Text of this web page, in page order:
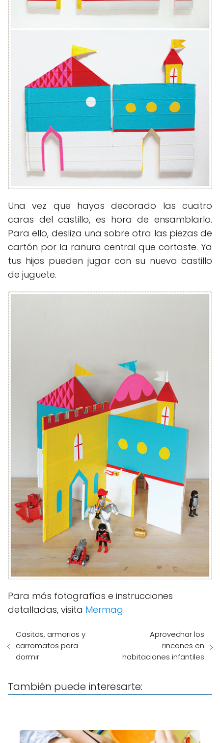
Una vez que hayas decorado las cuatro
caras del castillo, es hora de ensamblarlo.
Para ello, desliza una sobre otra las piezas de
cartón por la ranura central que cortaste. Ya
tus hijos pueden jugar con su nuevo castillo
de juguete.
Para más fotografías e instrucciones
detalladas, visita Mermag.
Casitas, armarios y
carromatos para
dormir
Aprovechar los
rincones en
habitaciones infantiles
También puede interesarte: